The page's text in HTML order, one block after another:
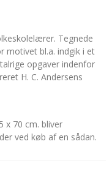
Tegnede
motivet bl.a. indgik i et
opgaver indenfor
H. C. Andersens
x 70 cm. bliver
ved køb af en sådan.